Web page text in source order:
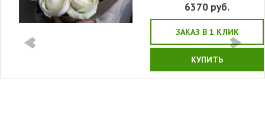
6370 руб.
ЗАКАЗ В 1 КЛИК
КУПИТЬ